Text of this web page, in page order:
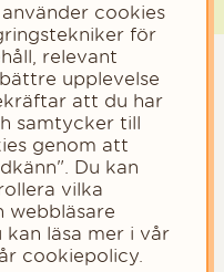
Mera Norden AB
cookies
för
relevant
upplevelse
att du har
samtycker till
genom att
Du kan
vilka
webbläsare
kan läsa mer i vår
cookiepolicy.